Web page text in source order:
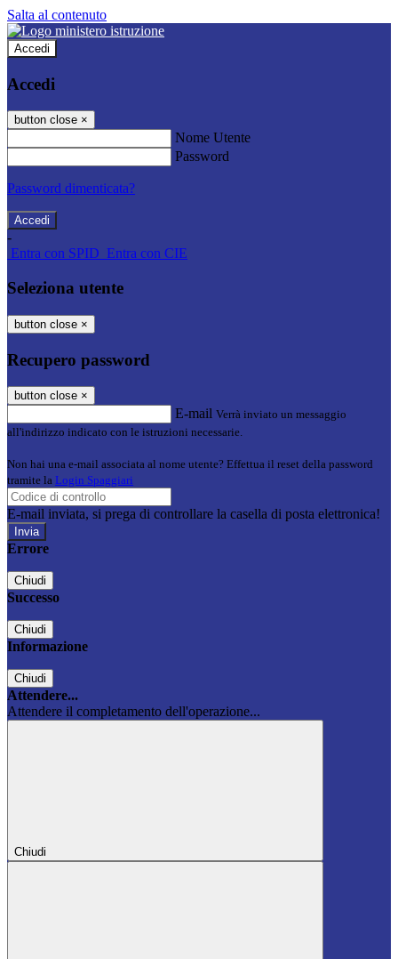
Salta al contenuto
Accedi
Accedi
button close ×
Nome Utente
Password
Password dimenticata?
-
Entra con SPID Entra con CIE
Seleziona utente
button close ×
Recupero password
button close ×
E-mail Verrà inviato un messaggio
all'indirizzo indicato con le istruzioni necessarie.
Non hai una e-mail associata al nome utente? Effettua il reset della password
tramite la Login Spaggiari
E-mail inviata, si prega di controllare la casella di posta elettronica!
Errore
Chiudi
Successo
Chiudi
Informazione
Chiudi
Attendere...
Attendere il completamento dell'operazione...
Chiudi